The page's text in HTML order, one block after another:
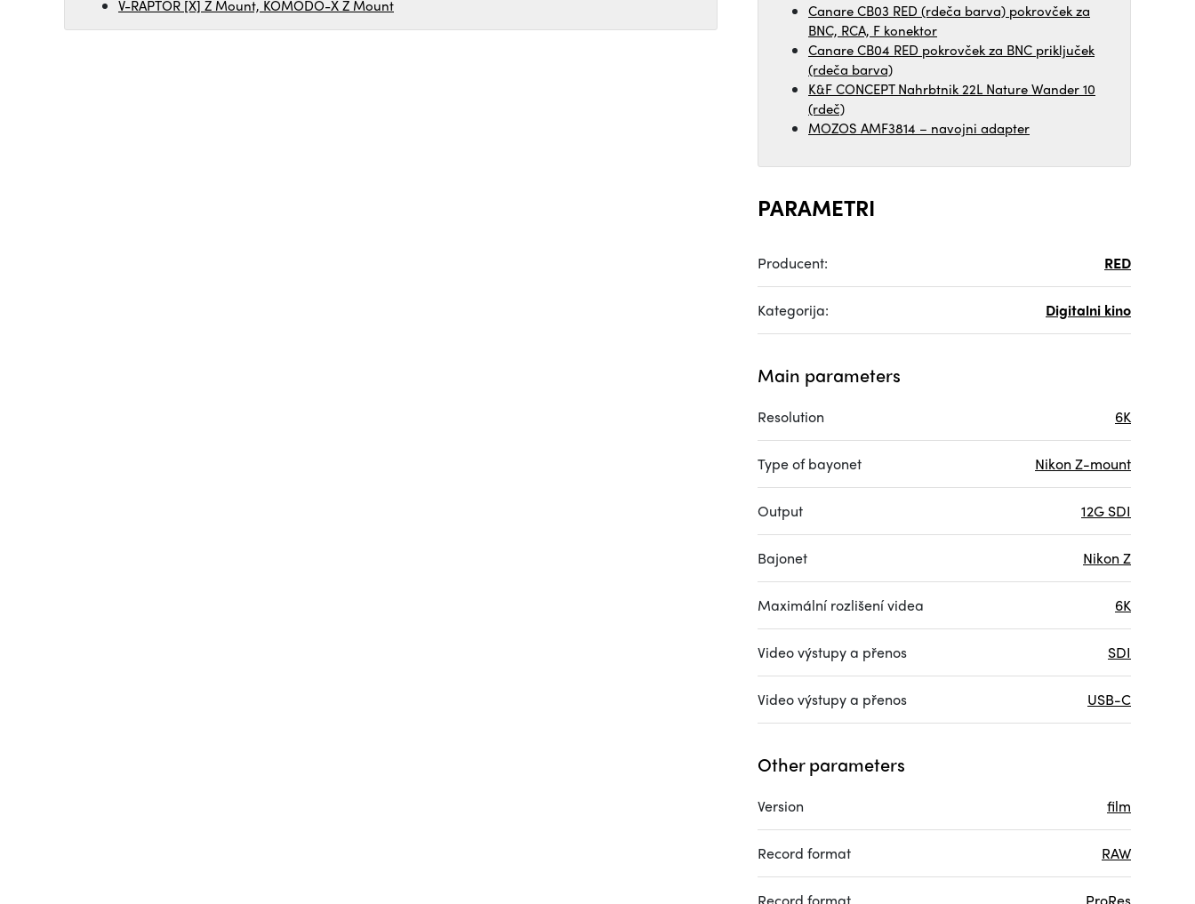
V-RAPTOR [X] Z Mount, KOMODO-X Z Mount
Canare CB03 RED (rdeča barva) pokrovček za
BNC, RCA, F konektor
Canare CB04 RED pokrovček za BNC priključek
(rdeča barva)
K&F CONCEPT Nahrbtnik 22L Nature Wander 10
(rdeč)
MOZOS AMF3814 – navojni adapter
PARAMETRI
Producent: RED
Kategorija: Digitalni kino
Main parameters
Resolution 6K
Type of bayonet Nikon Z-mount
Output 12G SDI
Bajonet Nikon Z
Maximální rozlišení videa 6K
Video výstupy a přenos SDI
Video výstupy a přenos USB-C
Other parameters
Version film
Record format RAW